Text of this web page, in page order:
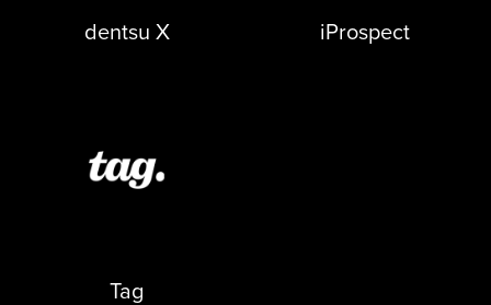
dentsu X iProspect
Tag